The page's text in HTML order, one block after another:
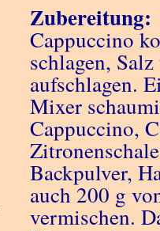
Zubereitung:
Cappuccino
schlagen,
aufschlagen.
Mixer
Cappuccino,
Backpulver,
auch 200 g
vermischen.